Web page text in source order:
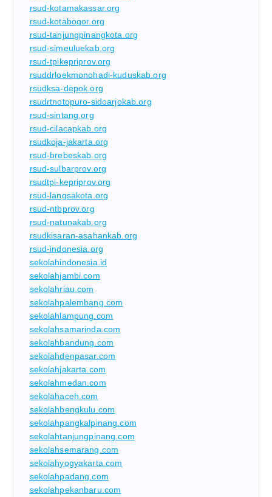
rsud-kotamakassar.org
rsud-kotabogor.org
rsud-tanjungpinangkota.org
rsud-simeuluekab.org
rsud-tpikepriprov.org
rsuddrloekmonohadi-kuduskab.org
rsudksa-depok.org
rsudrtnotopuro-sidoarjokab.org
rsud-sintang.org
rsud-cilacapkab.org
rsudkoja-jakarta.org
rsud-brebeskab.org
rsud-sulbarprov.org
rsudtpi-kepriprov.org
rsud-langsakota.org
rsud-ntbprov.org
rsud-natunakab.org
rsudkisaran-asahankab.org
rsud-indonesia.org
sekolahindonesia.id
sekolahjambi.com
sekolahriau.com
sekolahpalembang.com
sekolahlampung.com
sekolahsamarinda.com
sekolahbandung.com
sekolahdenpasar.com
sekolahjakarta.com
sekolahmedan.com
sekolahaceh.com
sekolahbengkulu.com
sekolahpangkalpinang.com
sekolahtanjungpinang.com
sekolahsemarang.com
sekolahyogyakarta.com
sekolahpadang.com
sekolahpekanbaru.com